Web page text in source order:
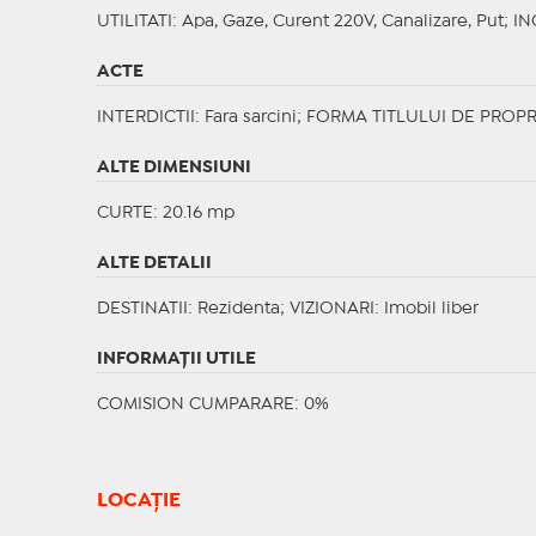
UTILITATI : Apa, Gaze, Curent 220V, Canalizare, Put;
ACTE
INTERDICTII : Fara sarcini; FORMA TITLULUI DE
ALTE DIMENSIUNI
CURTE: 20.16 mp
ALTE DETALII
DESTINATII : Rezidenta; VIZIONARI : Imobil liber
INFORMAŢII UTILE
COMISION CUMPARARE: 0%
LOCAȚIE